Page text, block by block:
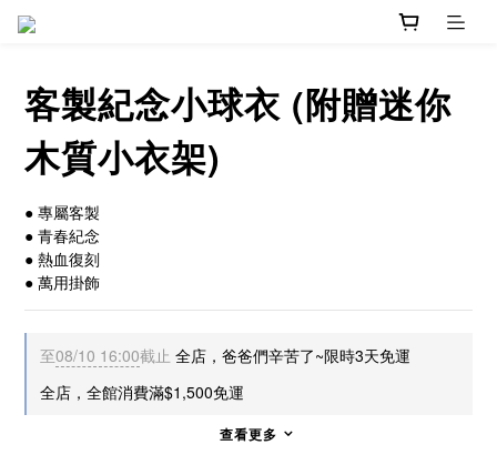
客製紀念小球衣 (附贈迷你
木質小衣架)
● 專屬客製
● 青春紀念
● 熱血復刻
● 萬用掛飾
至08/10 16:00截止 全店，爸爸們辛苦了~限時3天免運
全店，全館消費滿$1,500免運
查看更多